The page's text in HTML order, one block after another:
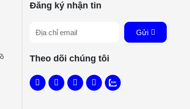
Đăng ký nhận tin
Gửi
Theo dõi chúng tôi